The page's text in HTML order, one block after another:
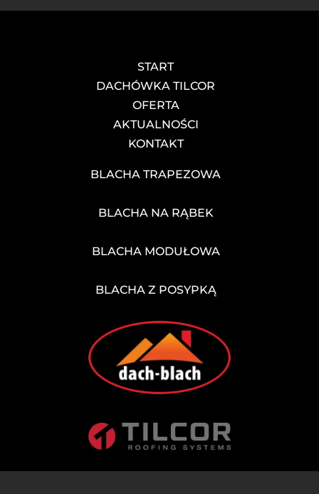
START
DACHÓWKA TILCOR
OFERTA
AKTUALNOŚCI
KONTAKT
BLACHA TRAPEZOWA
BLACHA NA RĄBEK
BLACHA MODUŁOWA
BLACHA Z POSYPKĄ